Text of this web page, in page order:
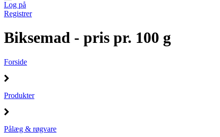
Log på
Registrer
Biksemad - pris pr. 100 g
Forside
Produkter
Pålæg & røgvare